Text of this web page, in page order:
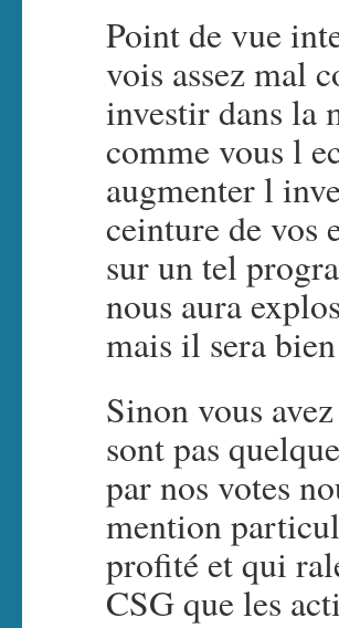
Point de vue
vois assez mal
investir dans la
comme vous l
augmenter l
ceinture de vos
sur un tel
nous aura
mais il sera
Sinon vous
sont pas
par nos votes
mention
profité et qui
CSG que les